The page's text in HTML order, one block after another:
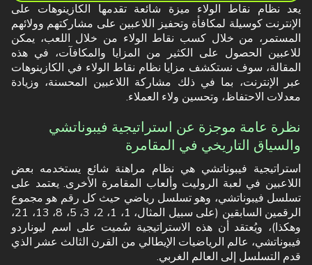
يعد نظام نقاط الولاء ميزة شائعة تقدمها الكازينوهات على
الإنترنت كوسيلة لمكافأة وتحفيز اللاعبين على مشاركتهم وولائهم
المستمر، من خلال كسب نقاط الولاء من خلال اللعب، يمكن
للاعبين الحصول على الكثير من المزايا والمكافآت، في هذه
المقالة، سوف نستكشف مزايا نظام نقاط الولاء في الكازينوهات
عبر الإنترنت، بما في ذلك مشاركة اللاعبين المحسنة، وزيادة
معدلات الاحتفاظ، وتحسين ولاء العملاء.
نظرة عامة موجزة عن استراتيجية فيبوناتشي
والسياق التاريخي في المقامرة
استراتيجية فيبوناتشي هي نظام مراهنة شائع يستخدمه بعض
اللاعبين في لعبة الروليت وألعاب المقامرة الأخرى. يعتمد على
تسلسل فيبوناتشي، وهو تسلسل رياضي حيث كل رقم هو مجموع
الرقمين السابقين (على سبيل المثال، 1، 1، 2، 3، 5، 8، 13، 21،
وهكذا)، ويُعتقد أن هذه الاستراتيجية سُميت على اسم ليوناردو
فيبوناتشي، عالم الرياضيات الإيطالي من القرن الثالث عشر الذي
قدم التسلسل إلى العالم الغربي.